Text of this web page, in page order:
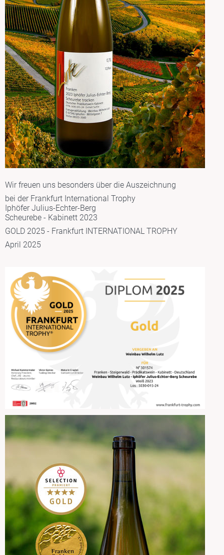
Wir freuen uns besonders über die Auszeichnung
bei der Frankfurt International Trophy
Iphöfer Julius-Echter-Berg
Scheurebe - Kabinett 2023
GOLD 2025 - Frankfurt INTERNATIONAL TROPHY
April 2025